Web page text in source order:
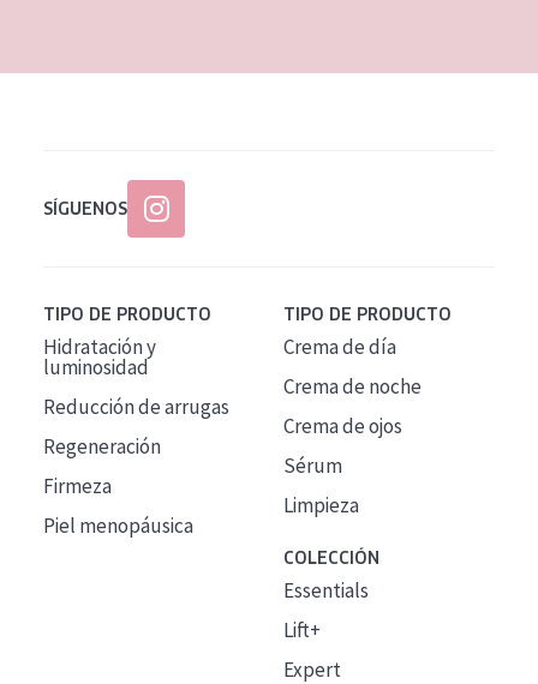
SÍGUENOS
TIPO DE PRODUCTO
Hidratación y
luminosidad
Reducción de arrugas
Regeneración
Firmeza
Piel menopáusica
TIPO DE PRODUCTO
Crema de día
Crema de noche
Crema de ojos
Sérum
Limpieza
COLECCIÓN
Essentials
Lift+
Expert